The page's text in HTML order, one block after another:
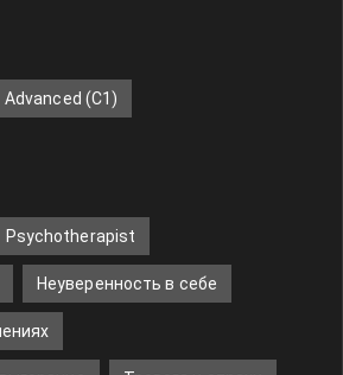
Advanced (C1)
Psychotherapist
Неуверенность в себе